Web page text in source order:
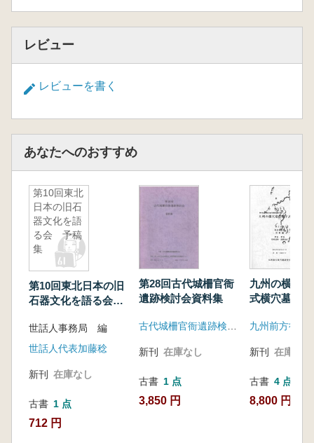
レビュー
レビューを書く
あなたへのおすすめ
第10回東北
日本の旧石
器文化を語
る会 予稿
集
第10回東北日本の旧
石器文化を語る会
世話人事務局 編
世話人代表加藤稔
新刊 在庫なし
古書 1 点
712 円
第28回古代城柵官衙
遺跡検討会資料集
新刊 在庫なし
古書 1 点
3,850 円
九州の横穴
式横穴墓
九州前方後円
新刊 在庫なし
古書 4 点
8,800 円~